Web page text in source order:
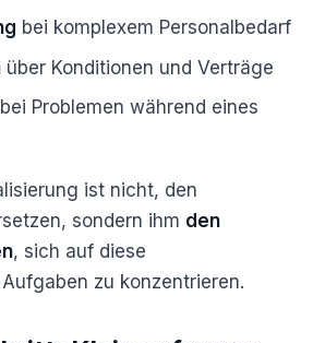
bei komplexem Personalbedarf
über Konditionen und Verträge
bei Problemen während eines
ist nicht, den
sondern ihm den
, sich auf diese
zu konzentrieren.